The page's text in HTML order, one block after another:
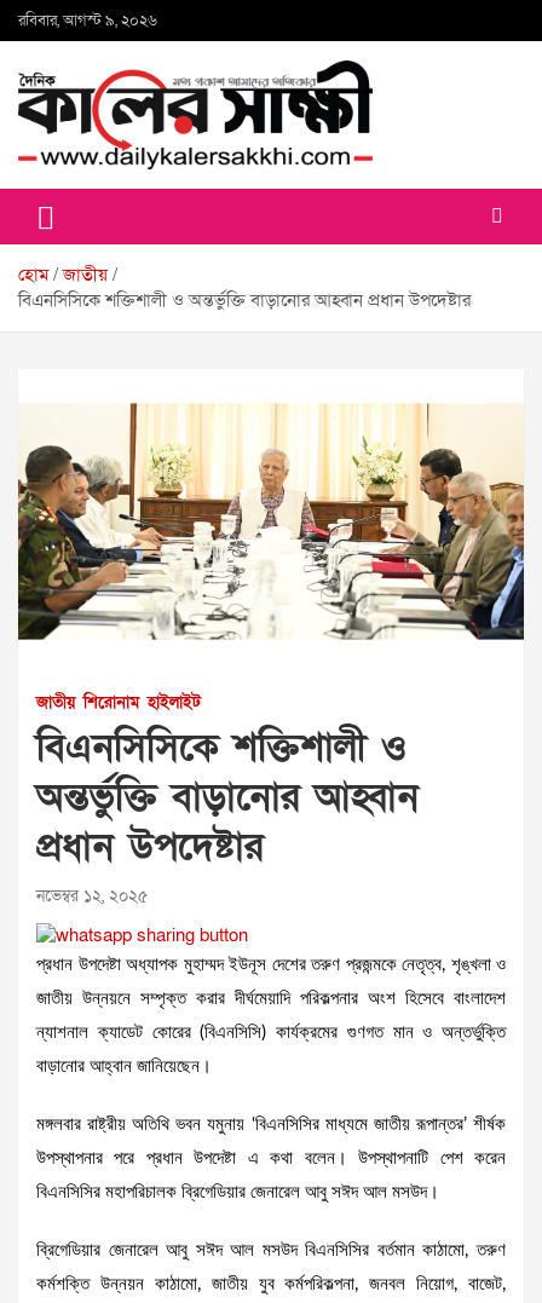
Skip
to
রবিবার, আগস্ট ৯, ২০২৬
কালের সাক্ষী
হোম জাতীয়
বিএনসিসিকে শক্তিশালী ও অন্তর্ভুক্তি বাড়ানোর আহ্বান প্রধান উপদেষ্টার
জাতীয় শিরোনাম হাইলাইট
বিএনসিসিকে শক্তিশালী ও
অন্তর্ভুক্তি বাড়ানোর আহ্বান
প্রধান উপদেষ্টার
নভেম্বর ১২, ২০২৫
প্রধান উপদেষ্টা অধ্যাপক মুহাম্মদ ইউনূস দেশের তরুণ প্রজন্মকে নেতৃত্ব, শৃঙ্খলা ও
জাতীয় উন্নয়নে সম্পৃক্ত করার দীর্ঘমেয়াদি পরিকল্পনার অংশ হিসেবে বাংলাদেশ
ন্যাশনাল ক্যাডেট কোরের (বিএনসিসি) কার্যক্রমের গুণগত মান ও অন্তর্ভুক্তি
বাড়ানোর আহ্বান জানিয়েছেন।
মঙ্গলবার রাষ্ট্রীয় অতিথি ভবন যমুনায় ‘বিএনসিসির মাধ্যমে জাতীয় রূপান্তর’ শীর্ষক
উপস্থাপনার পরে প্রধান উপদেষ্টা এ কথা বলেন। উপস্থাপনাটি পেশ করেন
বিএনসিসির মহাপরিচালক ব্রিগেডিয়ার জেনারেল আবু সঈদ আল মসউদ।
ব্রিগেডিয়ার জেনারেল আবু সঈদ আল মসউদ বিএনসিসির বর্তমান কাঠামো, তরুণ
কর্মশক্তি উন্নয়ন কাঠামো, জাতীয় যুব কর্মপরিকল্পনা, জনবল নিয়োগ, বাজেট,